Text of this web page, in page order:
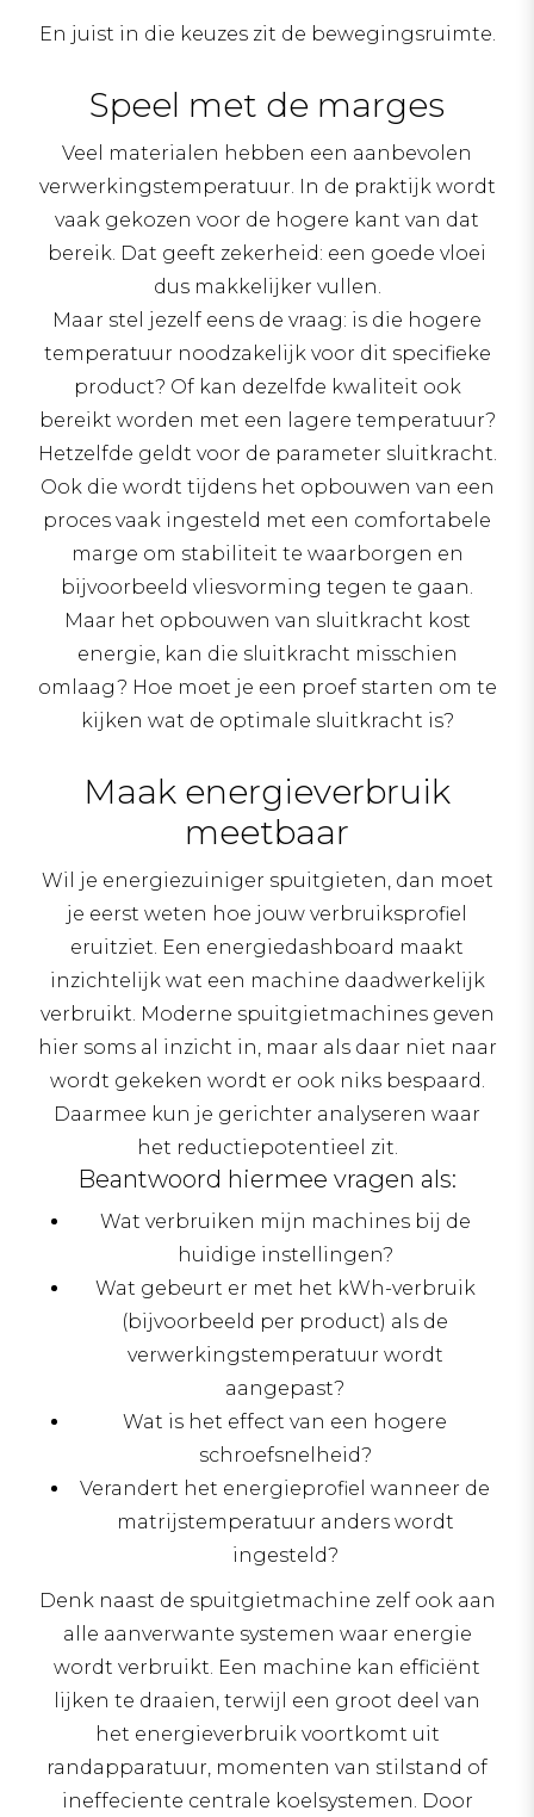
En juist in die keuzes zit de bewegingsruimte.
Speel met de marges
Veel materialen hebben een aanbevolen
verwerkingstemperatuur. In de praktijk wordt
vaak gekozen voor de hogere kant van dat
bereik. Dat geeft zekerheid: een goede vloei
dus makkelijker vullen.
Maar stel jezelf eens de vraag: is die hogere
temperatuur noodzakelijk voor dit specifieke
product? Of kan dezelfde kwaliteit ook
bereikt worden met een lagere temperatuur?
Hetzelfde geldt voor de parameter sluitkracht.
Ook die wordt tijdens het opbouwen van een
proces vaak ingesteld met een comfortabele
marge om stabiliteit te waarborgen en
bijvoorbeeld vliesvorming tegen te gaan.
Maar het opbouwen van sluitkracht kost
energie, kan die sluitkracht misschien
omlaag? Hoe moet je een proef starten om te
kijken wat de optimale sluitkracht is?
Maak energieverbruik
meetbaar
Wil je energiezuiniger spuitgieten, dan moet
je eerst weten hoe jouw verbruiksprofiel
eruitziet. Een energiedashboard maakt
inzichtelijk wat een machine daadwerkelijk
verbruikt. Moderne spuitgietmachines geven
hier soms al inzicht in, maar als daar niet naar
wordt gekeken wordt er ook niks bespaard.
Daarmee kun je gerichter analyseren waar
het reductiepotentieel zit.
Beantwoord hiermee vragen als:
Wat verbruiken mijn machines bij de
huidige instellingen?
Wat gebeurt er met het kWh-verbruik
(bijvoorbeeld per product) als de
verwerkingstemperatuur wordt
aangepast?
Wat is het effect van een hogere
schroefsnelheid?
Verandert het energieprofiel wanneer de
matrijstemperatuur anders wordt
ingesteld?
Denk naast de spuitgietmachine zelf ook aan
alle aanverwante systemen waar energie
wordt verbruikt. Een machine kan efficiënt
lijken te draaien, terwijl een groot deel van
het energieverbruik voortkomt uit
randapparatuur, momenten van stilstand of
ineffeciente centrale koelsystemen. Door